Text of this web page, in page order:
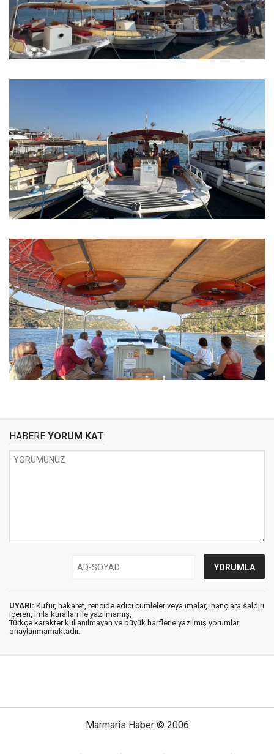
HABERE YORUM KAT
UYARI: Küfür, hakaret, rencide edici cümleler veya imalar, inançlara saldırı
içeren, imla kuralları ile yazılmamış,
Türkçe karakter kullanılmayan ve büyük harflerle yazılmış yorumlar
onaylanmamaktadır.
Marmaris Haber © 2006